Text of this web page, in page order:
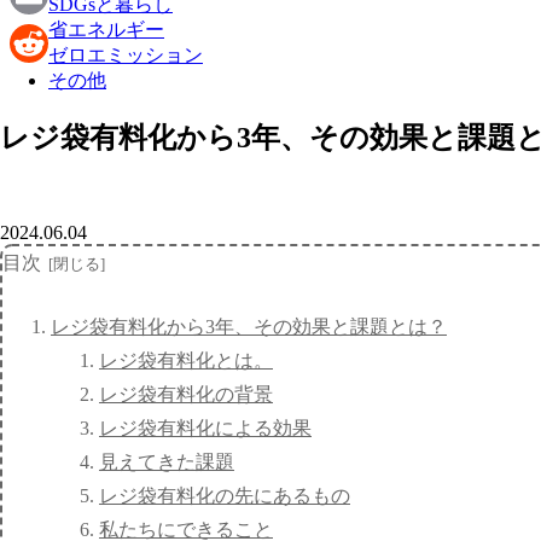
SDGsと暮らし
省エネルギー
ゼロエミッション
その他
レジ袋有料化から3年、その効果と課題
2024.06.04
目次
レジ袋有料化から3年、その効果と課題とは？
レジ袋有料化とは。
レジ袋有料化の背景
レジ袋有料化による効果
見えてきた課題
レジ袋有料化の先にあるもの
私たちにできること
Email
Reddit